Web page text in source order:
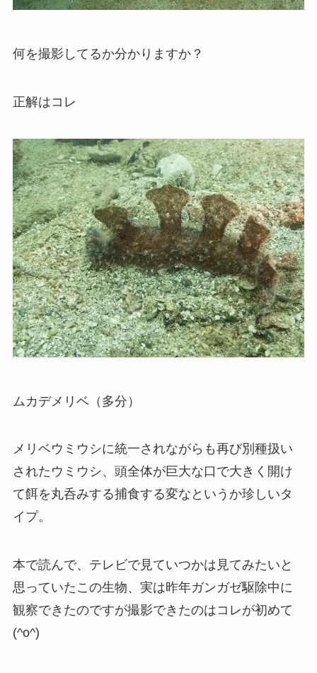
何を撮影してるか分かりますか？
正解はコレ
ムカデメリベ（多分）
メリベウミウシに統一されながらも再び別種扱い
されたウミウシ、頭全体が巨大な口で大きく開け
て餌を丸呑みする捕食する変なというか珍しいタ
イプ。
本で読んで、テレビで見ていつかは見てみたいと
思っていたこの生物、実は昨年ガンガゼ駆除中に
観察できたのですが撮影できたのはコレが初めて
(^o^)